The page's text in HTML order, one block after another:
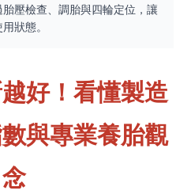
壓檢查、調胎與四輪定位，讓
狀態。
好！看懂製造
與專業養胎觀
念